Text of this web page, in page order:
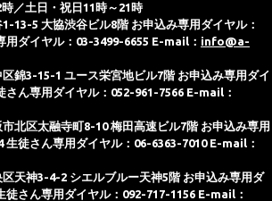
／土日・祝日11時～21時
13-5 大協渋谷ビル8階 お申込み専用ダイヤル：
用ダイヤル：03-3499-6655 E-mail： info@a-
錦3-15-1 ユース栄宮地ビル7階 お申込み専用ダイ
さん専用ダイヤル：052-961-7566 E-mail：
北区太融寺町8-10 梅田高速ビル7階 お申込み専用
生徒さん専用ダイヤル：06-6363-7010 E-mail：
天神3-4-2 シエルブルー天神5階 お申込み専用ダ
徒さん専用ダイヤル：092-717-1156 E-mail：